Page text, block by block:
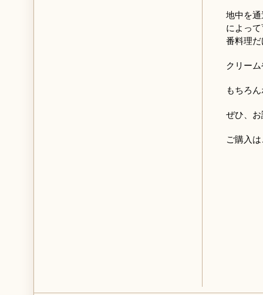
地中を
によっ
番料理
クリー
もちろ
ぜひ、
ご購入